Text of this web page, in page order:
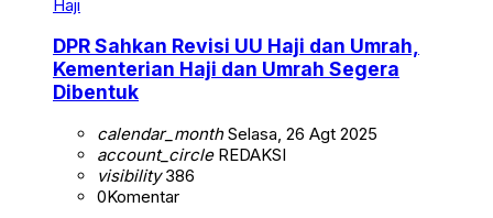
Haji
DPR Sahkan Revisi UU Haji dan Umrah,
Kementerian Haji dan Umrah Segera
Dibentuk
calendar_monthSelasa, 26 Agt 2025
account_circleREDAKSI
visibility386
0Komentar